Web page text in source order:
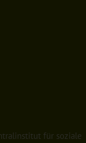
für soziale